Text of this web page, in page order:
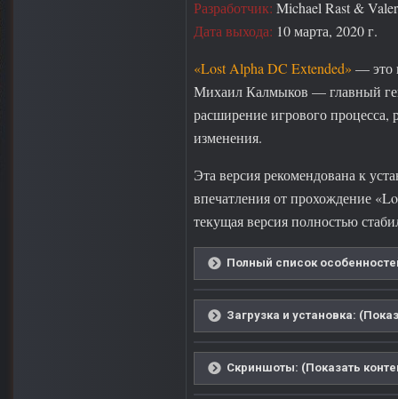
Разработчик: Michael Rast &
Дата выхода: 10 марта, 2020 г.
«Lost Alpha DC Extended» — это
Михаил Калмыков — главный
расширение игрового процесса,
изменения.
Эта версия рекомендована к
впечатления от прохождение
текущая версия полностью
Полный список
Загрузка и установка:
Скриншоты: (Показать